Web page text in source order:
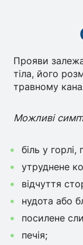
Прояви
тіла, його
травному
Можливі
біль у
утруднене
відчуття
нудота або
посилене
печія;